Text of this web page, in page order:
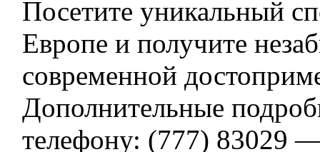
Посетите уникальный
Европе и получите
современной
Дополнительные
телефону: (777) 83029